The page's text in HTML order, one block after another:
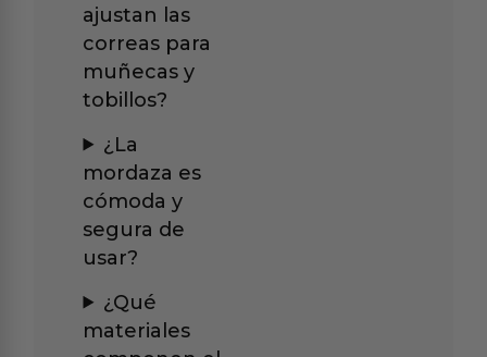
ajustan las
correas para
muñecas y
tobillos?
¿La
mordaza es
cómoda y
segura de
usar?
¿Qué
materiales